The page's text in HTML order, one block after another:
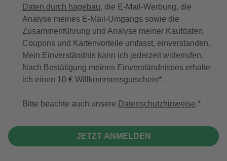
Daten durch hagebau, die E-Mail-Werbung, die
Analyse meines E-Mail-Umgangs sowie die
Zusammenführung und Analyse meiner Kaufdaten,
Coupons und Kartenvorteile umfasst, einverstanden.
Mein Einverständnis kann ich jederzeit widerrufen.
Nach Bestätigung meines Einverständnisses erhalte
ich einen 10 € Willkommensgutschein*.
Bitte beachte auch unsere Datenschutzhinweise.
JETZT ANMELDEN